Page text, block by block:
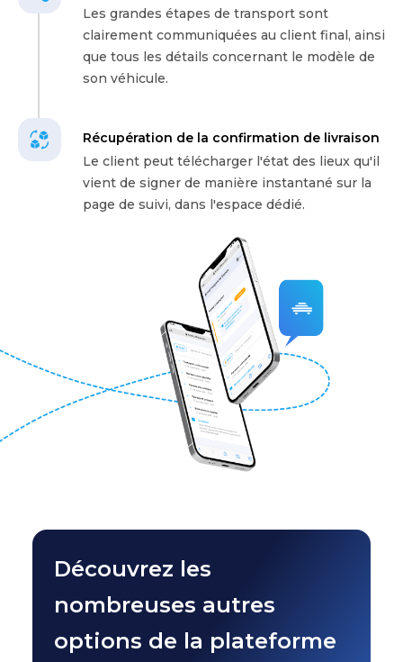
Les grandes étapes de transport sont
clairement communiquées au client final, ainsi
que tous les détails concernant le modèle de
son véhicule.
Récupération de la confirmation de livraison
Le client peut télécharger l'état des lieux qu'il
vient de signer de manière instantané sur la
page de suivi, dans l'espace dédié.
Découvrez les
nombreuses autres
options de la plateforme